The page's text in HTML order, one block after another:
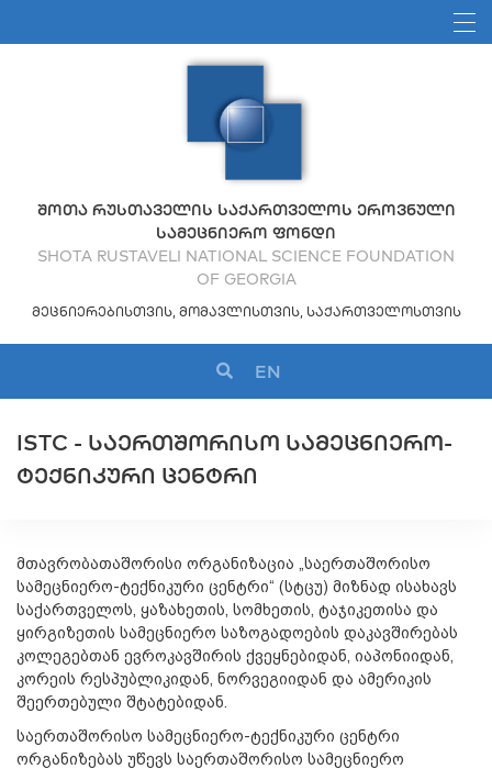
ᲨᲝᲗᲐ ᲠᲣᲡᲗᲐᲕᲔᲚᲘᲡ ᲡᲐᲥᲐᲠᲗᲕᲔᲚᲝᲡ ᲔᲠᲝᲕᲜᲣᲚᲘ
ᲡᲐᲛᲔᲪᲜᲘᲔᲠᲝ ᲤᲝᲜᲓᲘ
SHOTA RUSTAVELI NATIONAL SCIENCE FOUNDATION
OF GEORGIA
ᲛᲔᲪᲜᲘᲔᲠᲔᲑᲘᲡᲗᲕᲘᲡ, ᲛᲝᲛᲐᲕᲚᲘᲡᲗᲕᲘᲡ, ᲡᲐᲥᲐᲠᲗᲕᲔᲚᲝᲡᲗᲕᲘᲡ
EN
ISTC - ᲡᲐᲔᲠᲗᲨᲝᲠᲘᲡᲝ ᲡᲐᲛᲔᲪᲜᲘᲔᲠᲝ-
ᲢᲔᲥᲜᲘᲙᲣᲠᲘ ᲪᲔᲜᲢᲠᲘ
მთავრობათაშორისი ორგანიზაცია „საერთაშორისო
სამეცნიერო-ტექნიკური ცენტრი“ (სტცუ) მიზნად ისახავს
საქართველოს, ყაზახეთის, სომხეთის, ტაჯიკეთისა და
ყირგიზეთის სამეცნიერო საზოგადოების დაკავშირებას
კოლეგებთან ევროკავშირის ქვეყნებიდან, იაპონიიდან,
კორეის რესპუბლიკიდან, ნორვეგიიდან და ამერიკის
შეერთებული შტატებიდან.
საერთაშორისო სამეცნიერო-ტექნიკური ცენტრი
ორგანიზებას უწევს საერთაშორისო სამეცნიერო